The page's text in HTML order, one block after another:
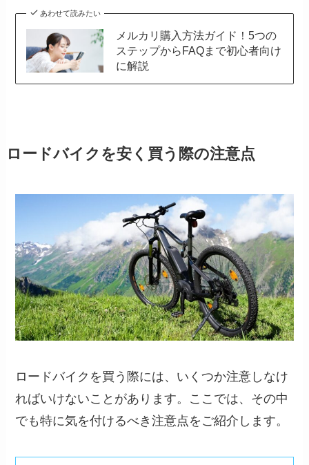
あわせて読みたい
メルカリ購入方法ガイド！5つの
ステップからFAQまで初心者向け
に解説
ロードバイクを安く買う際の注意点
ロードバイクを買う際には、いくつか注意しなけ
ればいけないことがあります。ここでは、その中
でも特に気を付けるべき注意点をご紹介します。